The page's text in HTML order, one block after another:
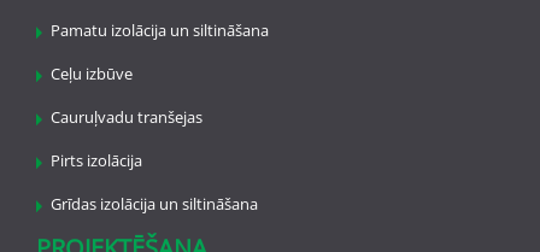
Pamatu izolācija un siltināšana
Ceļu izbūve
Cauruļvadu tranšejas
Pirts izolācija
Grīdas izolācija un siltināšana